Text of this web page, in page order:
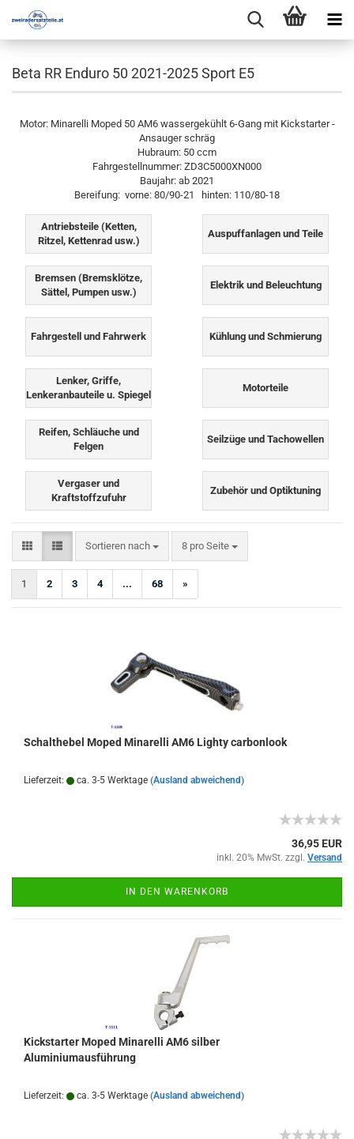
Beta RR Enduro 50 2021-2025 Sport E5
Motor: Minarelli Moped 50 AM6 wassergekühlt 6-Gang mit Kickstarter -
Ansauger schräg
Hubraum: 50 ccm
Fahrgestellnummer: ZD3C5000XN000
Baujahr: ab 2021
Bereifung: vorne: 80/90-21 hinten: 110/80-18
Antriebsteile (Ketten,
Ritzel, Kettenrad usw.)
Auspuffanlagen und Teile
Bremsen (Bremsklötze,
Sättel, Pumpen usw.)
Elektrik und Beleuchtung
Fahrgestell und Fahrwerk Kühlung und Schmierung
Lenker, Griffe,
Lenkeranbauteile u. Spiegel
Motorteile
Reifen, Schläuche und
Felgen
Seilzüge und Tachowellen
Vergaser und
Kraftstoffzufuhr
Zubehör und Optiktuning
Sortieren nach
Sortieren nach 8 pro Seite
pro Seite
1 2 3 4 ... 68 »
Schalthebel Moped Minarelli AM6 Lighty carbonlook
Lieferzeit: ca. 3-5 Werktage (Ausland abweichend)
36,95 EUR
inkl. 20% MwSt. zzgl. Versand
IN DEN WARENKORB
Kickstarter Moped Minarelli AM6 silber
Aluminiumausführung
Lieferzeit: ca. 3-5 Werktage (Ausland abweichend)